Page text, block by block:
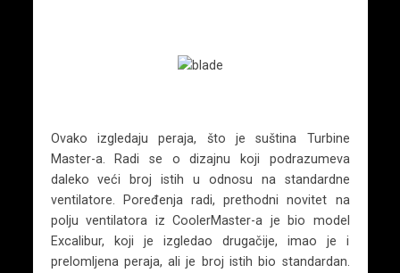
Ovako izgledaju peraja, što je suština Turbine
Master-a. Radi se o dizajnu koji podrazumeva
daleko veći broj istih u odnosu na standardne
ventilatore. Poređenja radi, prethodni novitet na
polju ventilatora iz CoolerMaster-a je bio model
Excalibur, koji je izgledao drugačije, imao je i
prelomljena peraja, ali je broj istih bio standardan.